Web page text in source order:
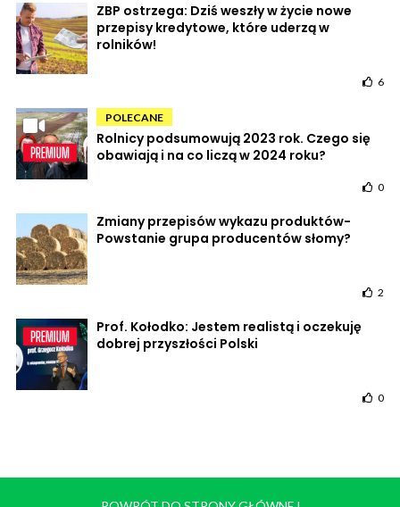
ZBP ostrzega: Dziś weszły w życie nowe
przepisy kredytowe, które uderzą w
rolników!
6
POLECANE
Rolnicy podsumowują 2023 rok. Czego się
obawiają i na co liczą w 2024 roku?
0
Zmiany przepisów wykazu produktów-
Powstanie grupa producentów słomy?
2
Prof. Kołodko: Jestem realistą i oczekuję
dobrej przyszłości Polski
0